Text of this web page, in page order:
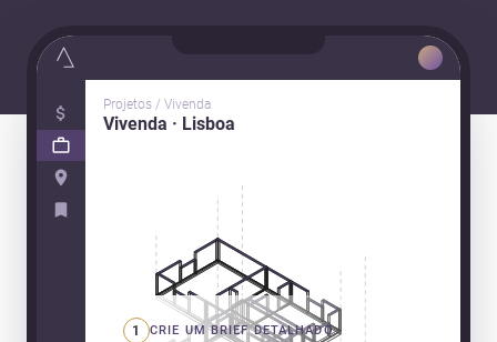
Projetos / Vivenda
Vivenda · Lisboa
1 CRIE UM BRIEF DETALHADO